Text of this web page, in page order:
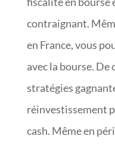
contraignant.
en France, vous
avec la bourse. De
stratégies
réinvestissement
cash. Même en